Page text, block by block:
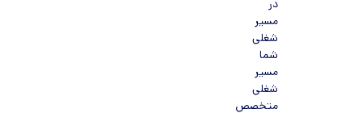
در
مسیر
شغلی
شما
مسیر
شغلی
متخصص